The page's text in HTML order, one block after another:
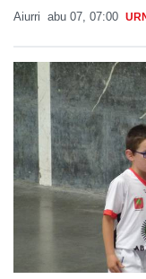
Aiurri abu 07, 07:00